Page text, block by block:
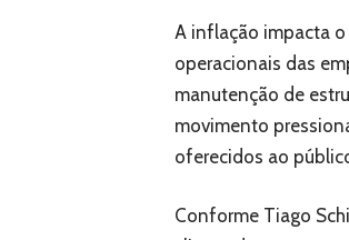
A inflação impacta
operacionais das
manutenção de
movimento
oferecidos ao
Conforme Tiago